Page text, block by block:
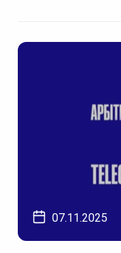
07.11.2025